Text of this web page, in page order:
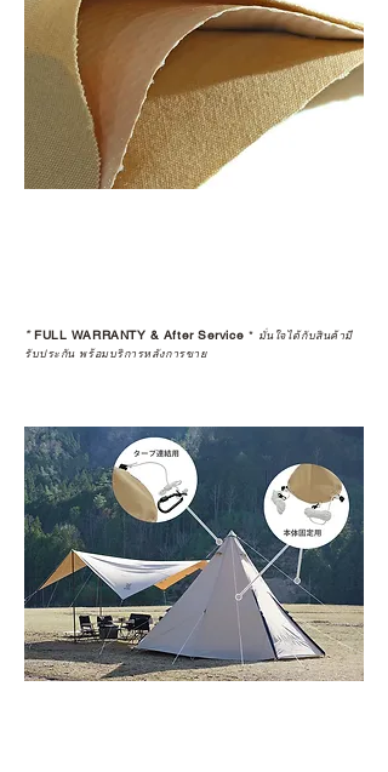
*FULL WARRANTY & After Service * มั่นใจได้กับสินค้ามี
รับประกัน พร้อมบริการหลังการขาย